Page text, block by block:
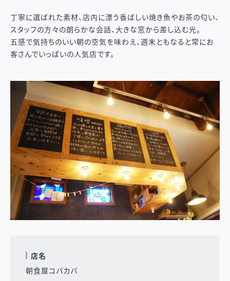
丁寧に選ばれた素材、店内に漂う香ばしい焼き魚やお茶の匂い、
スタッフの方々の朗らかな会話、大きな窓から差し込む光。
五感で気持ちのいい朝の空気を味わえ、週末ともなると常にお
客さんでいっぱいの人気店です。
店名
朝食屋コバカバ